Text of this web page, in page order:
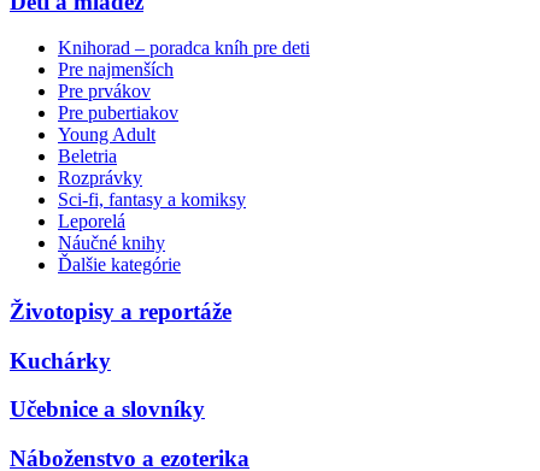
Knihorad – poradca kníh pre deti
Pre najmenších
Pre prvákov
Pre pubertiakov
Young Adult
Beletria
Rozprávky
Sci-fi, fantasy a komiksy
Leporelá
Náučné knihy
Ďalšie kategórie
Životopisy a reportáže
Kuchárky
Učebnice a slovníky
Náboženstvo a ezoterika